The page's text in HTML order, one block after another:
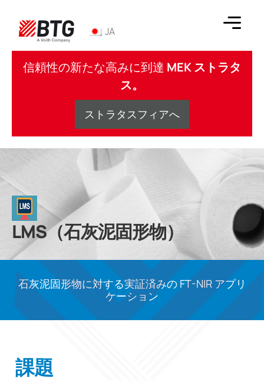
JA
信頼性の新たな高みに到達 MEK ストラタ
ス。
ストラタスフィアへ
LMS（石灰泥固形物）
石灰泥固形物に対する実証済みの FT-NIR アプリ
ケーション
課題